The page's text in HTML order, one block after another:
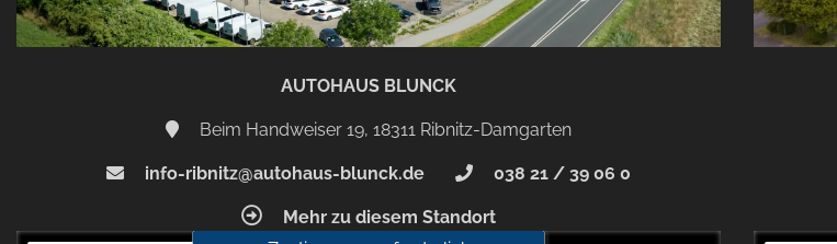
AUTOHAUS BLUNCK
Beim Handweiser 19, 18311 Ribnitz-Damgarten
info-ribnitz@autohaus-blunck.de 038 21 / 39 06 0
Mehr zu diesem Standort